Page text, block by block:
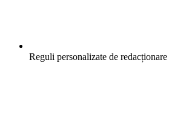
Reguli personalizate de redacționare